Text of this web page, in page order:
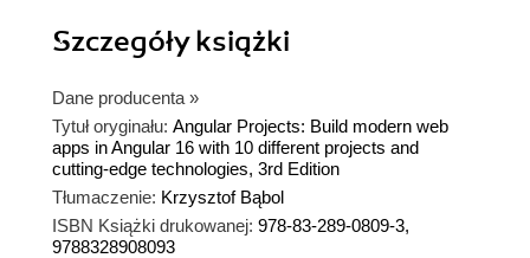
Szczegółyksiążki
Dane producenta »
Tytuł oryginału: Angular Projects: Build modern web
apps in Angular 16 with 10 different projects and
cutting-edge technologies, 3rd Edition
Tłumaczenie: Krzysztof Bąbol
ISBN Książki drukowanej: 978-83-289-0809-3,
9788328908093